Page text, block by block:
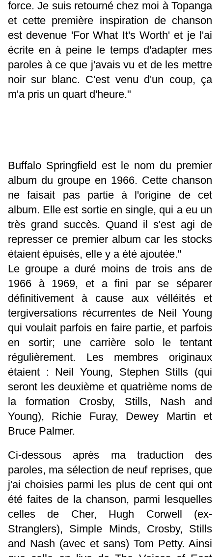
force. Je suis retourné chez moi à Topanga
et cette première inspiration de chanson
est devenue 'For What It's Worth' et je l'ai
écrite en à peine le temps d'adapter mes
paroles à ce que j'avais vu et de les mettre
noir sur blanc. C'est venu d'un coup, ça
m'a pris un quart d'heure."
Buffalo Springfield est le nom du premier
album du groupe en 1966. Cette chanson
ne faisait pas partie à l'origine de cet
album. Elle est sortie en single, qui a eu un
très grand succès. Quand il s'est agi de
represser ce premier album car les stocks
étaient épuisés, elle y a été ajoutée."
Le groupe a duré moins de trois ans de
1966 à 1969, et a fini par se séparer
définitivement à cause aux vélléités et
tergiversations récurrentes de Neil Young
qui voulait parfois en faire partie, et parfois
en sortir; une carrière solo le tentant
régulièrement. Les membres originaux
étaient : Neil Young, Stephen Stills (qui
seront les deuxième et quatrième noms de
la formation Crosby, Stills, Nash and
Young), Richie Furay, Dewey Martin et
Bruce Palmer.
Ci-dessous après ma traduction des
paroles, ma sélection de neuf reprises, que
j'ai choisies parmi les plus de cent qui ont
été faites de la chanson, parmi lesquelles
celles de Cher, Hugh Corwell (ex-
Stranglers), Simple Minds, Crosby, Stills
and Nash (avec et sans) Tom Petty. Ainsi